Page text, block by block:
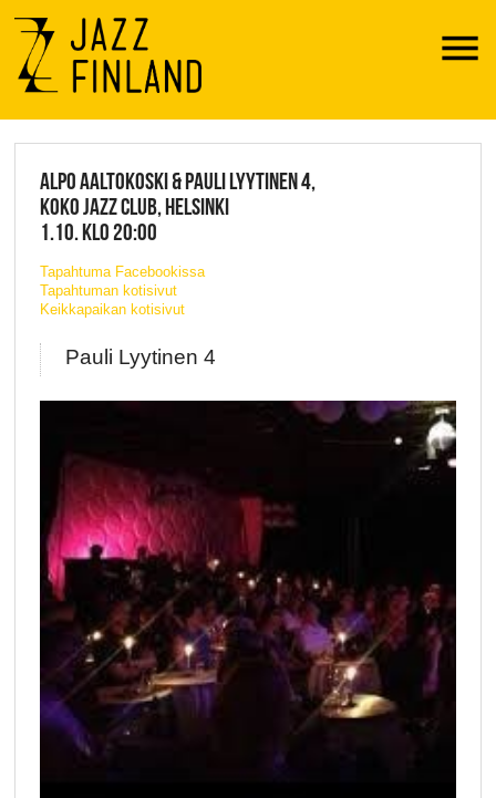
Menu
JAZZ FINLAND LIVE
ALPO AALTOKOSKI & PAULI LYYTINEN 4,
KOKO JAZZ CLUB, HELSINKI
1.10. KLO 20:00
Tapahtuma Facebookissa
Tapahtuman kotisivut
Keikkapaikan kotisivut
Pauli Lyytinen 4